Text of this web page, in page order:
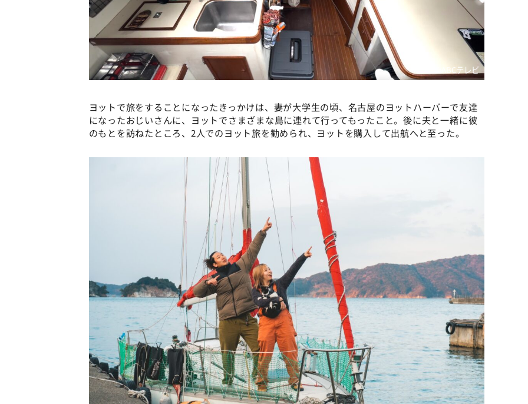
©ABCテレビ
ヨットで旅をすることになったきっかけは、妻が大学生の頃、名古屋のヨットハーバーで友達
になったおじいさんに、ヨットでさまざまな島に連れて行ってもったこと。後に夫と一緒に彼
のもとを訪ねたところ、2人でのヨット旅を勧められ、ヨットを購入して出航へと至った。